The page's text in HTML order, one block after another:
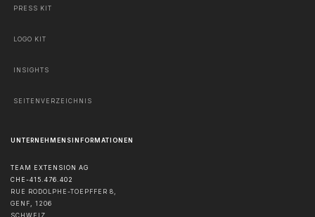
PRESS KIT
LOGO KIT
INSIGHTS
SEITENVERZEICHNIS
UNTERNEHMENSINFORMATIONEN
TEAM EXTENSION AG
CHE-415.476.402
RUE RODOLPHE-TOEPFFER 8,
GENF, 1206